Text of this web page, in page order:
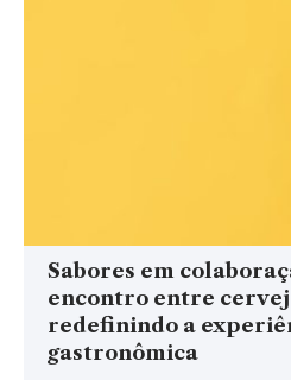
Sabores em
encontro entre
redefinindo a
gastronômica